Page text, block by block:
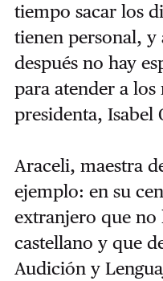
tiempo sacar los
tienen personal, y
después no hay
para atender a los
presidenta, Isabel
Araceli, maestra
ejemplo: en su
extranjero que no
castellano y que
Audición y